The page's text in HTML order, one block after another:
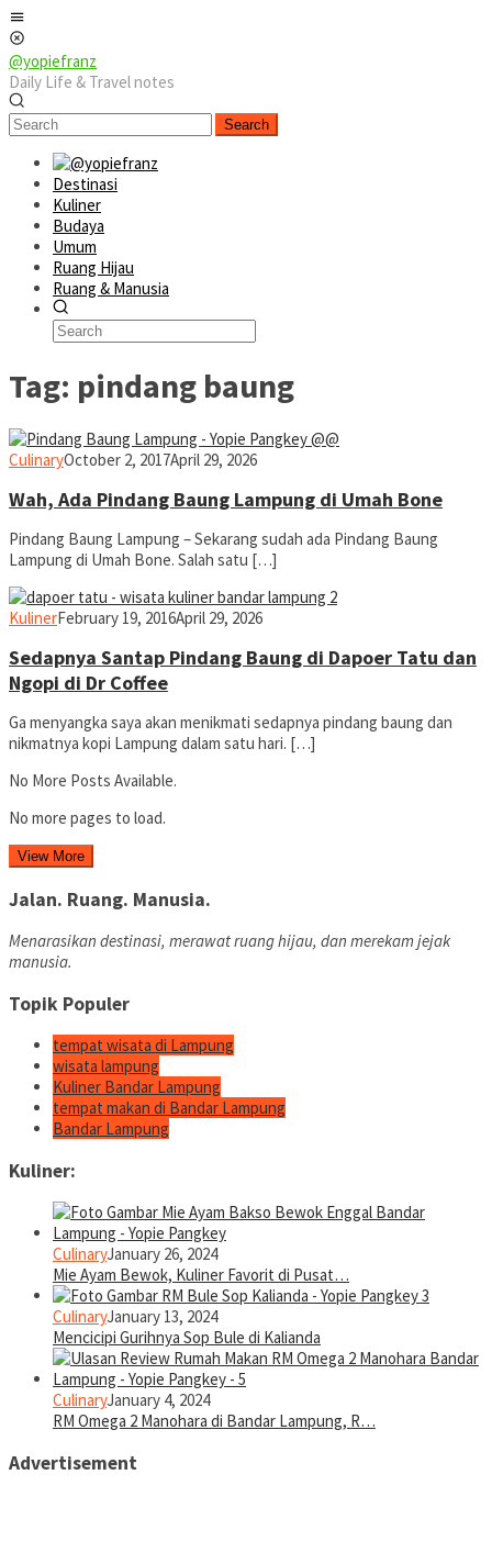
Skip
to
content
@yopiefranz
Daily Life & Travel notes
Search
Destinasi
Kuliner
Budaya
Umum
Ruang Hijau
Ruang & Manusia
Tag: pindang baung
Culinaryyopiefranz
October 2, 2017April 29, 2026
Wah, Ada Pindang Baung Lampung di Umah Bone
Pindang Baung Lampung – Sekarang sudah ada Pindang Baung
Lampung di Umah Bone. Salah satu […]
Kulineryopiefranz
February 19, 2016April 29, 2026
Sedapnya Santap Pindang Baung di Dapoer Tatu dan
Ngopi di Dr Coffee
Ga menyangka saya akan menikmati sedapnya pindang baung dan
nikmatnya kopi Lampung dalam satu hari. […]
No More Posts Available.
No more pages to load.
View More
Jalan. Ruang. Manusia.
Menarasikan destinasi, merawat ruang hijau, dan merekam jejak
manusia.
Topik Populer
tempat wisata di Lampung
wisata lampung
Kuliner Bandar Lampung
tempat makan di Bandar Lampung
Bandar Lampung
Kuliner:
CulinaryJanuary 26, 2024
Mie Ayam Bewok, Kuliner Favorit di Pusat…
CulinaryJanuary 13, 2024
Mencicipi Gurihnya Sop Bule di Kalianda
CulinaryJanuary 4, 2024
RM Omega 2 Manohara di Bandar Lampung, R…
Advertisement